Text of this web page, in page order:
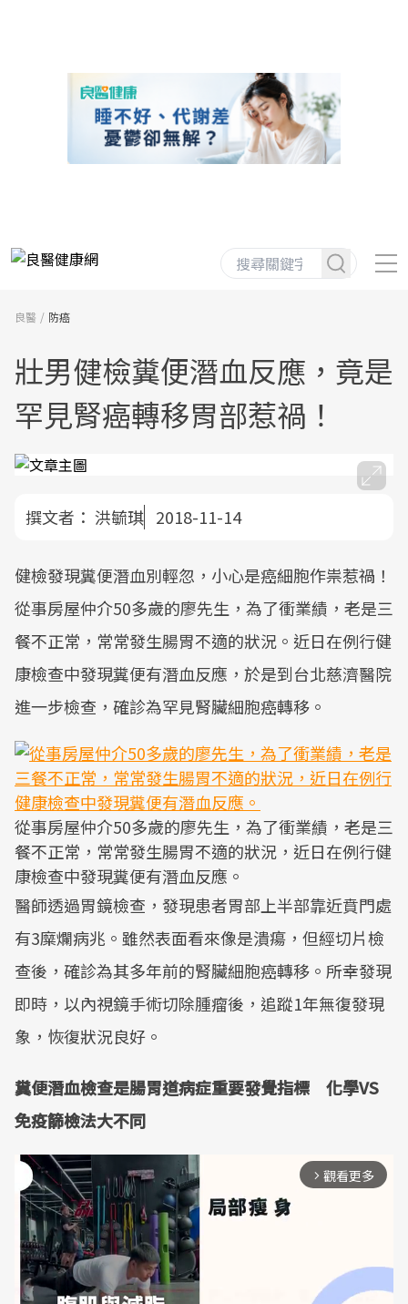
良醫 防癌
壯男健檢糞便潛血反應，竟是
罕見腎癌轉移胃部惹禍！
撰文者： 洪毓琪 2018-11-14
健檢發現糞便潛血別輕忽，小心是癌細胞作祟惹禍！
從事房屋仲介50多歲的廖先生，為了衝業績，老是三
餐不正常，常常發生腸胃不適的狀況。近日在例行健
康檢查中發現糞便有潛血反應，於是到台北慈濟醫院
進一步檢查，確診為罕見腎臟細胞癌轉移。
從事房屋仲介50多歲的廖先生，為了衝業績，老是三
餐不正常，常常發生腸胃不適的狀況，近日在例行健
康檢查中發現糞便有潛血反應。
醫師透過胃鏡檢查，發現患者胃部上半部靠近賁門處
有3糜爛病兆。雖然表面看來像是潰瘍，但經切片檢
查後，確診為其多年前的腎臟細胞癌轉移。所幸發現
即時，以內視鏡手術切除腫瘤後，追蹤1年無復發現
象，恢復狀況良好。
糞便潛血檢查是腸胃道病症重要發覺指標 化學VS
免疫篩檢法大不同
arrow_forward_ios 觀看更多